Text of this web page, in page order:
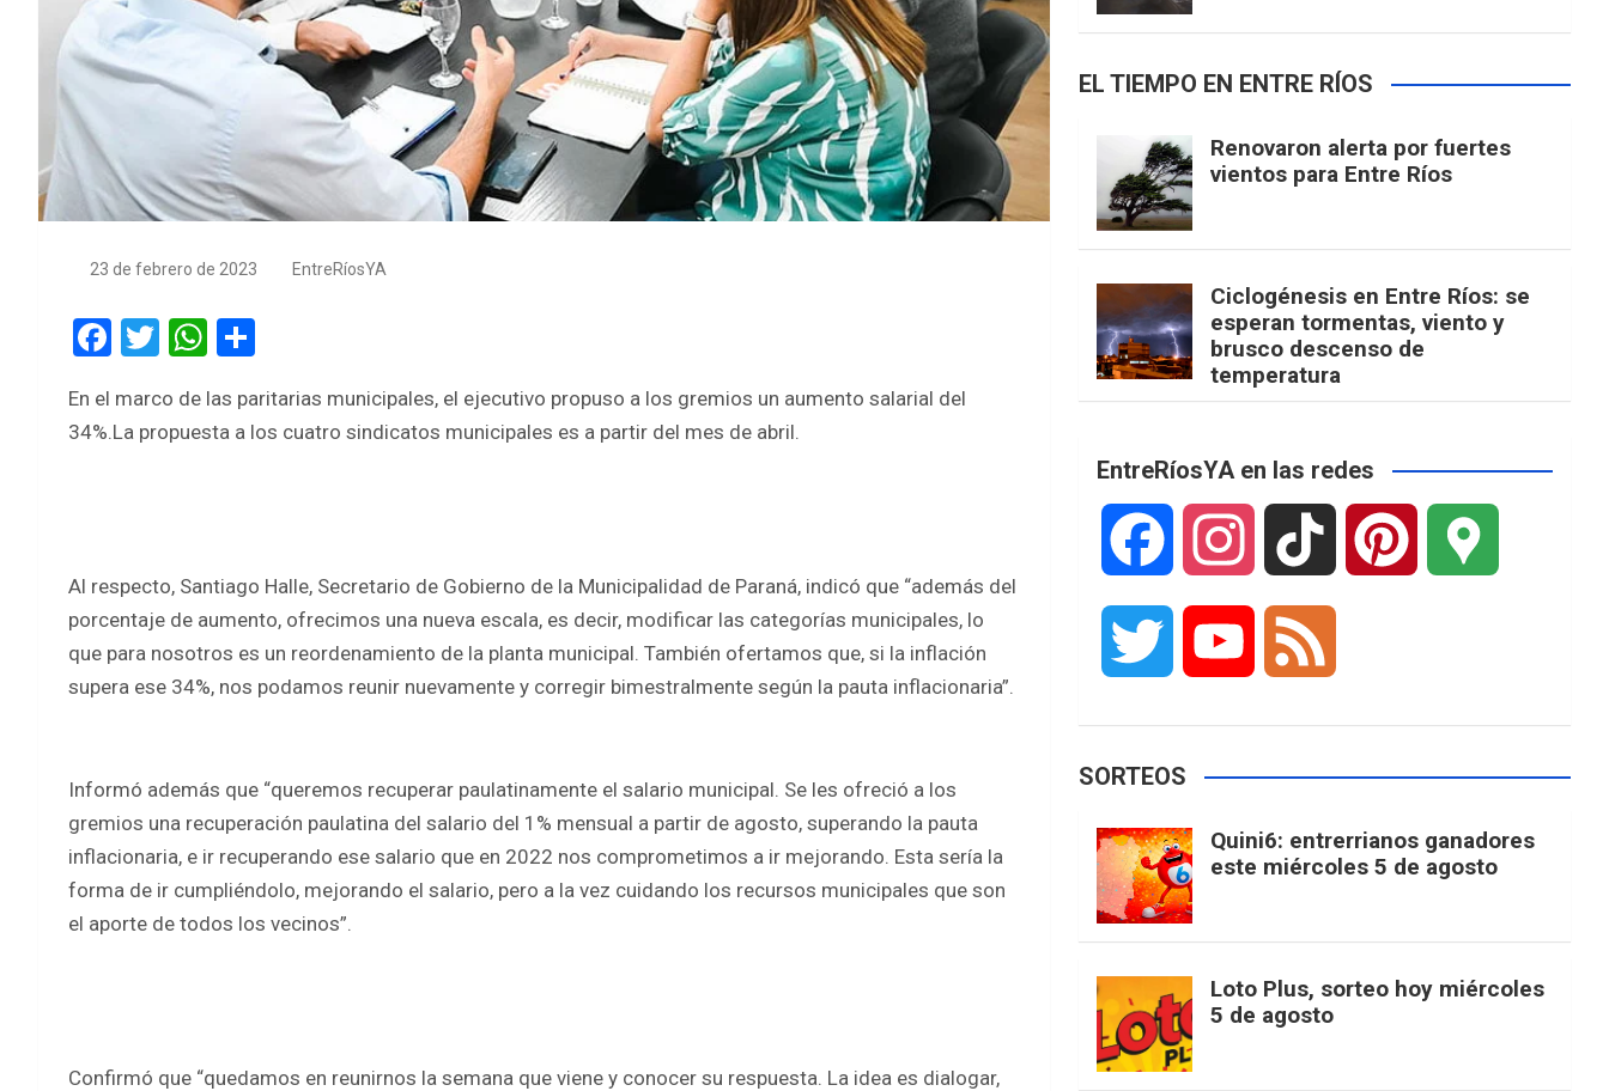
23 de febrero de 2023 EntreRíosYA
F
ce
b
T
tt
er
W
at
s
p
ar
e
En el marco de las paritarias municipales, el ejecutivo propuso a los gremios un aumento salarial del
34%.La propuesta a los cuatro sindicatos municipales es a partir del mes de abril.
Al respecto, Santiago Halle, Secretario de Gobierno de la Municipalidad de Paraná, indicó que “además del
porcentaje de aumento, ofrecimos una nueva escala, es decir, modificar las categorías municipales, lo
que para nosotros es un reordenamiento de la planta municipal. También ofertamos que, si la inflación
supera ese 34%, nos podamos reunir nuevamente y corregir bimestralmente según la pauta inflacionaria”.
Informó además que “queremos recuperar paulatinamente el salario municipal. Se les ofreció a los
gremios una recuperación paulatina del salario del 1% mensual a partir de agosto, superando la pauta
inflacionaria, e ir recuperando ese salario que en 2022 nos comprometimos a ir mejorando. Esta sería la
forma de ir cumpliéndolo, mejorando el salario, pero a la vez cuidando los recursos municipales que son
el aporte de todos los vecinos”.
Confirmó que “quedamos en reunirnos la semana que viene y conocer su respuesta. La idea es dialogar,
EL TIEMPO EN ENTRE RÍOS
Renovaron alerta por fuertes
vientos para Entre Ríos
Ciclogénesis en Entre Ríos: se
esperan tormentas, viento y
brusco descenso de
temperatura
EntreRíosYA en las redes
a
b
o
k
n
a
i
t
t
e
r
u
b
e
d
SORTEOS
Quini6: entrerrianos ganadores
este miércoles 5 de agosto
Loto Plus, sorteo hoy miércoles
5 de agosto